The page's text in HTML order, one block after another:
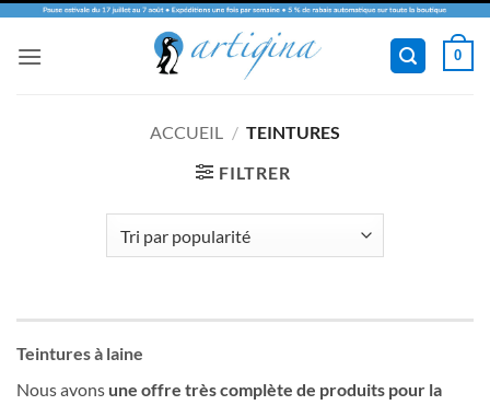
0
ACCUEIL / TEINTURES
FILTRER
Teintures à laine
Nous avons une offre très complète de produits pour la